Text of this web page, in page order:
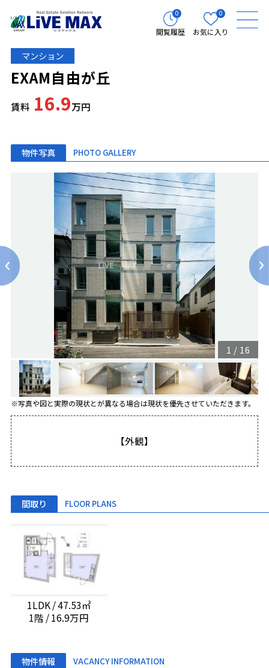
0
閲覧履歴
0
お気に入り
マンション
EXAM自由が丘
賃料 16.9万円
物件写真 PHOTO GALLERY
1 / 16
※写真や図と実際の現状とが異なる場合は現状を優先させていただきます。
【外観】
間取り FLOOR PLANS
1LDK / 47.53㎡
1階 / 16.9万円
物件情報 VACANCY INFORMATION